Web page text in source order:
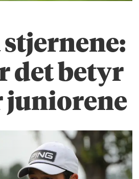
det betyr
juniorene